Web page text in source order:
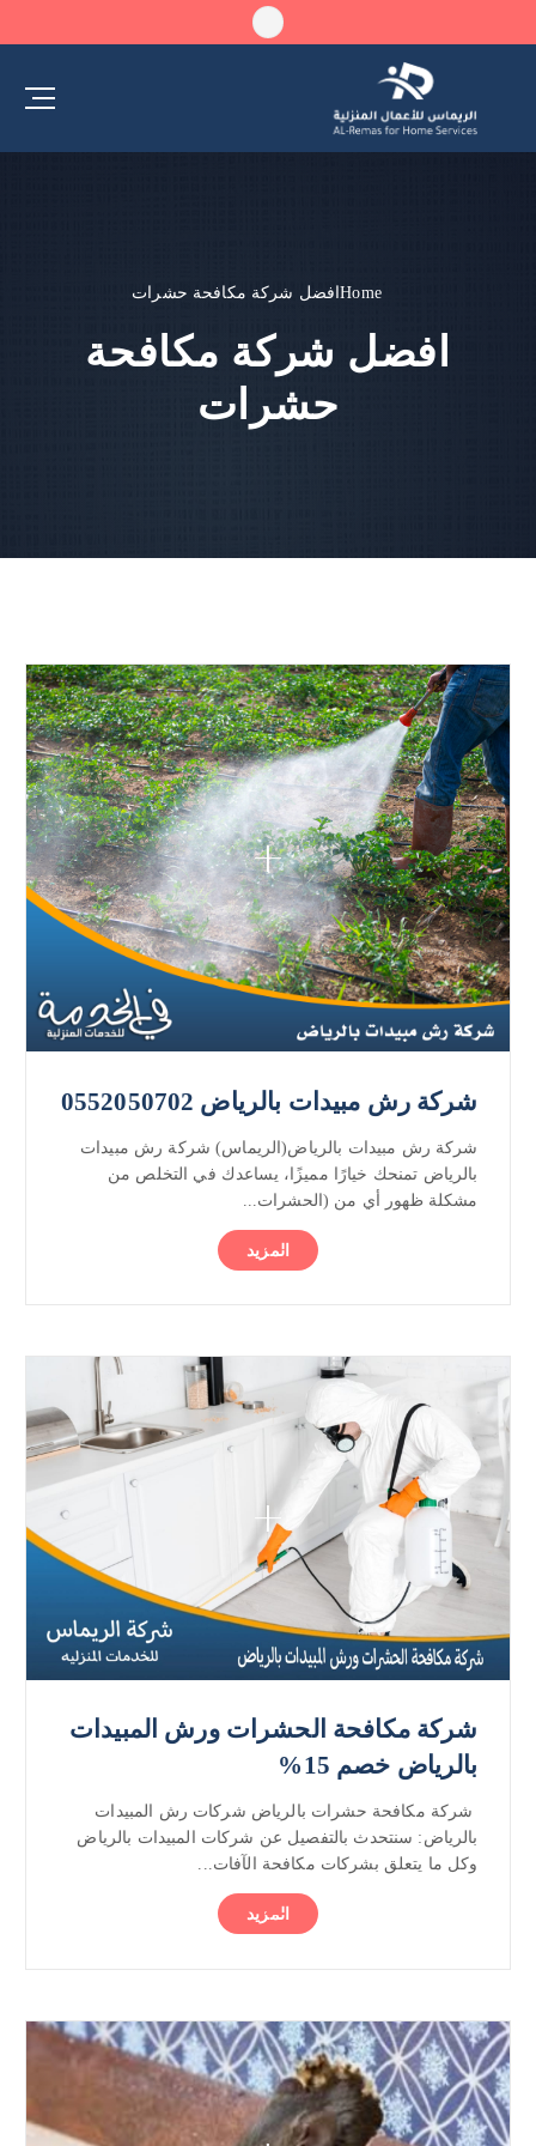
Homeافضل شركة مكافحة حشرات
افضل شركة مكافحة
حشرات
شركة رش مبيدات بالرياض 0552050702
شركة رش مبيدات بالرياض(الريماس) شركة رش مبيدات
بالرياض تمنحك خيارًا مميزًا، يساعدك في التخلص من
مشكلة ظهور أي من (الحشرات...
المزيد
شركة مكافحة الحشرات ورش المبيدات
بالرياض خصم 15%
شركة مكافحة حشرات بالرياض شركات رش المبيدات
بالرياض: سنتحدث بالتفصيل عن شركات المبيدات بالرياض
وكل ما يتعلق بشركات مكافحة الآفات...
المزيد